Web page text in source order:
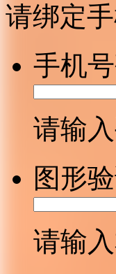
请绑定
手机号
请输
图形
请输